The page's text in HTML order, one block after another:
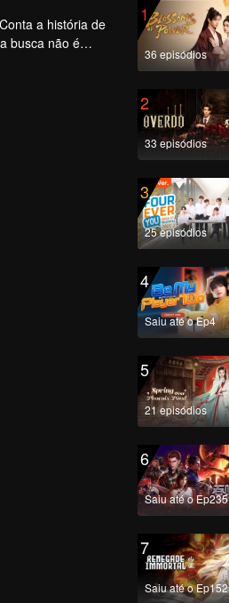
a história de
busca não é
no caminho
1
36 episódios
2
33 episódios
3
25 episódios
4
Saiu até o Ep4
5
21 episódios
6
Saiu até o Ep235
7
Saiu até o Ep152